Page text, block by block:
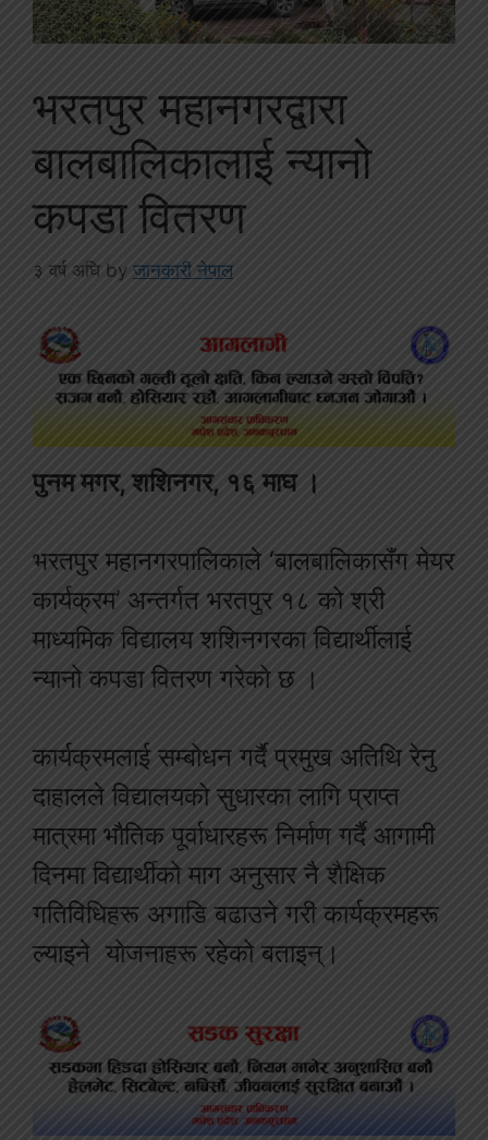
भरतपुर महानगरद्वारा
बालबालिकालाई न्यानो
कपडा वितरण
३ वर्ष अघि by जानकारी नेपाल
पुनम मगर, शशिनगर, १६ माघ ।
भरतपुर महानगरपालिकाले ‘बालबालिकासँग मेयर
कार्यक्रम’ अन्तर्गत भरतपुर १८ को श्री
माध्यमिक विद्यालय शशिनगरका विद्यार्थीलाई
न्यानो कपडा वितरण गरेको छ ।
कार्यक्रमलाई सम्बोधन गर्दै प्रमुख अतिथि रेनु
दाहालले विद्यालयको सुधारका लागि प्राप्त
मात्रमा भौतिक पूर्वाधारहरू निर्माण गर्दै आगामी
दिनमा विद्यार्थीको माग अनुसार नै शैक्षिक
गतिविधिहरू अगाडि बढाउने गरी कार्यक्रमहरू
ल्याइने योजनाहरू रहेको बताइन्।